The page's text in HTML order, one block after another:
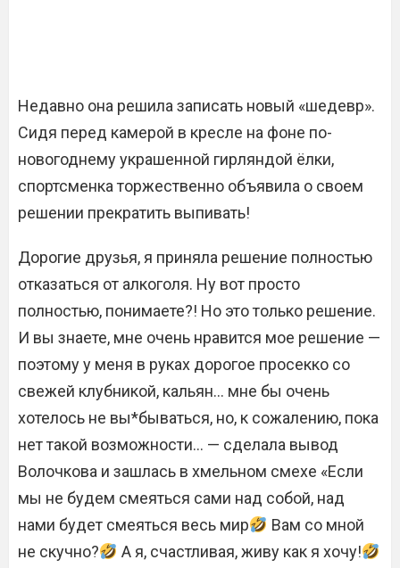
Недавно она решила записать новый «шедевр».
Сидя перед камерой в кресле на фоне по-
новогоднему украшенной гирляндой ёлки,
спортсменка торжественно объявила о своем
решении прекратить выпивать!
Дорогие друзья, я приняла решение полностью
отказаться от алкоголя. Ну вот просто
полностью, понимаете?! Но это только решение.
И вы знаете, мне очень нравится мое решение —
поэтому у меня в руках дорогое просекко со
свежей клубникой, кальян… мне бы очень
хотелось не вы*бываться, но, к сожалению, пока
нет такой возможности… — сделала вывод
Волочкова и зашлась в хмельном смехе «Если
мы не будем смеяться сами над собой, над
нами будет смеяться весь мир
Вам со мной
не скучно?
А я, счастливая, живу как я хочу!